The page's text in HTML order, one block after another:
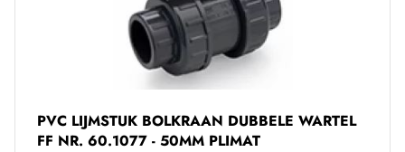
PVC LIJMSTUK BOLKRAAN DUBBELE WARTEL
FF NR. 60.1077 - 50MM PLIMAT